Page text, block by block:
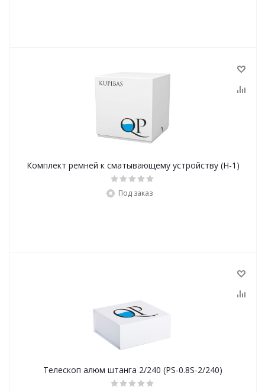
Комплект ремней к сматывающему устройству (Н-1)
Под заказ
Телескоп алюм штанга 2/240 (PS-0.8S-2/240)